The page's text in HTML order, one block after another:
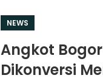
NEWS
Angkot
Dikonversi